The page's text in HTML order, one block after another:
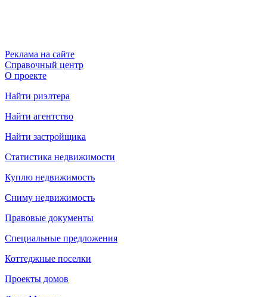
Реклама на сайте
Справочный центр
О проекте
Найти риэлтера
Найти агентство
Найти застройщика
Статистика недвижимости
Куплю недвижимость
Сниму недвижимость
Правовые документы
Специальные предложения
Коттеджные поселки
Проекты домов